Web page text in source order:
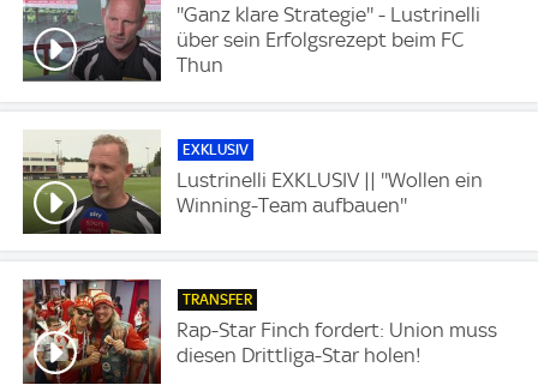
''Ganz klare Strategie'' - Lustrinelli
über sein Erfolgsrezept beim FC
Thun
EXKLUSIV
Lustrinelli EXKLUSIV || ''Wollen ein
Winning-Team aufbauen''
TRANSFER
Rap-Star Finch fordert: Union muss
diesen Drittliga-Star holen!